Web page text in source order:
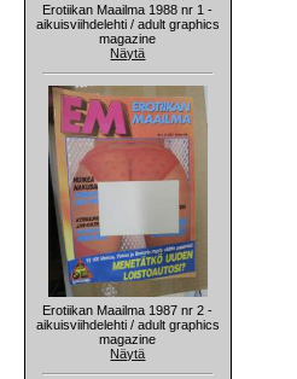
Erotiikan Maailma 1988 nr 1 -
aikuisviihdelehti / adult graphics
magazine
Näytä
Erotiikan Maailma 1987 nr 2 -
aikuisviihdelehti / adult graphics
magazine
Näytä